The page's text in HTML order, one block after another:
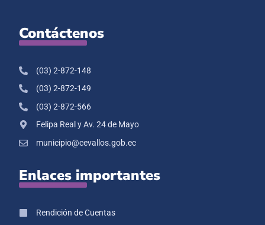
Contáctenos
(03) 2-872-148
(03) 2-872-149
(03) 2-872-566
Felipa Real y Av. 24 de Mayo
municipio@cevallos.gob.ec
Enlaces importantes
Rendición de Cuentas